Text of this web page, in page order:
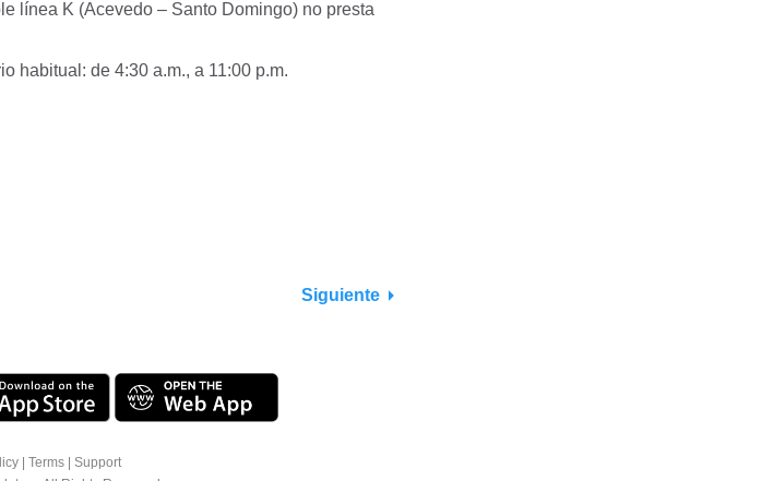
línea K (Acevedo – Santo Domingo) no presta
habitual: de 4:30 a.m., a 11:00 p.m.
Siguiente
Terms
Support